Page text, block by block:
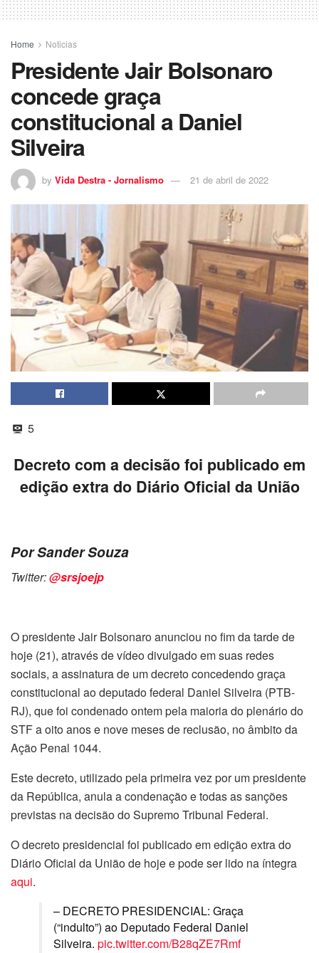
Home Noticias
Presidente Jair Bolsonaro
concede graça
constitucional a Daniel
Silveira
by Vida Destra - Jornalismo 21 de abril de 2022
5
Decreto com a decisão foi publicado em
edição extra do Diário Oficial da União
Por Sander Souza
Twitter:@srsjoejp
O presidente Jair Bolsonaro anunciou no fim da tarde de
hoje (21), através de vídeo divulgado em suas redes
sociais, a assinatura de um decreto concedendo graça
constitucional ao deputado federal Daniel Silveira (PTB-
RJ), que foi condenado ontem pela maioria do plenário do
STF a oito anos e nove meses de reclusão, no âmbito da
Ação Penal 1044.
Este decreto, utilizado pela primeira vez por um presidente
da República, anula a condenação e todas as sanções
previstas na decisão do Supremo Tribunal Federal.
O decreto presidencial foi publicado em edição extra do
Diário Oficial da União de hoje e pode ser lido na íntegra
aqui.
– DECRETO PRESIDENCIAL: Graça
(“indulto”) ao Deputado Federal Daniel
Silveira. pic.twitter.com/B28qZE7Rmf